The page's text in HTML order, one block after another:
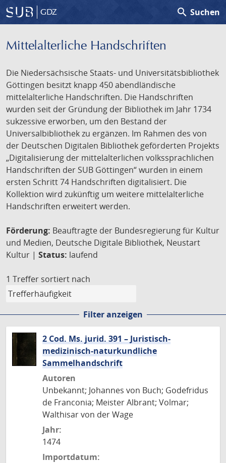
GDZ search Suchen
Mittelalterliche Handschriften
Die Niedersächsische Staats- und Universitätsbibliothek
Göttingen besitzt knapp 450 abendländische
mittelalterliche Handschriften. Die Handschriften
wurden seit der Gründung der Bibliothek im Jahr 1734
sukzessive erworben, um den Bestand der
Universalbibliothek zu ergänzen. Im Rahmen des von
der Deutschen Digitalen Bibliothek geförderten Projekts
„Digitalisierung der mittelalterlichen volkssprachlichen
Handschriften der SUB Göttingen“ wurden in einem
ersten Schritt 74 Handschriften digitalisiert. Die
Kollektion wird zukünftig um weitere mittelalterliche
Handschriften erweitert werden.
Förderung: Beauftragte der Bundesregierung für Kultur
und Medien, Deutsche Digitale Bibliothek, Neustart
Kultur | Status: laufend
1 Treffer sortiert nach
Filter anzeigen
2 Cod. Ms. jurid. 391 – Juristisch-
medizinisch-naturkundliche
Sammelhandschrift
Autoren
Unbekannt; Johannes von Buch; Godefridus
de Franconia; Meister Albrant; Volmar;
Walthisar von der Wage
Jahr:
1474
Importdatum: